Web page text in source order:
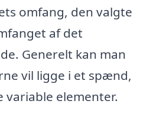
omfang, den valgte
af det
Generelt kan man
vil ligge i et spænd,
variable elementer.